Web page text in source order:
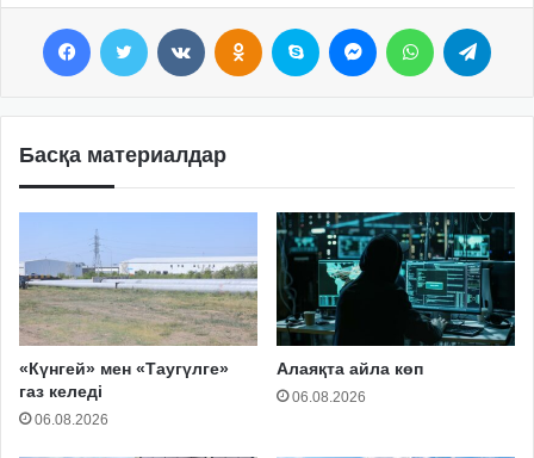
Басқа материалдар
«Күнгей» мен «Таугүлге»
газ келеді
06.08.2026
Алаяқта айла көп
06.08.2026